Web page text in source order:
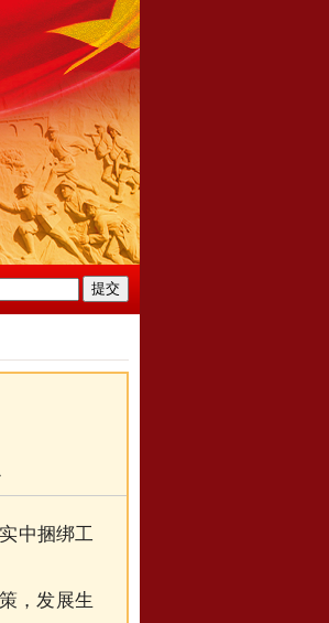
中捆绑工
，发展生